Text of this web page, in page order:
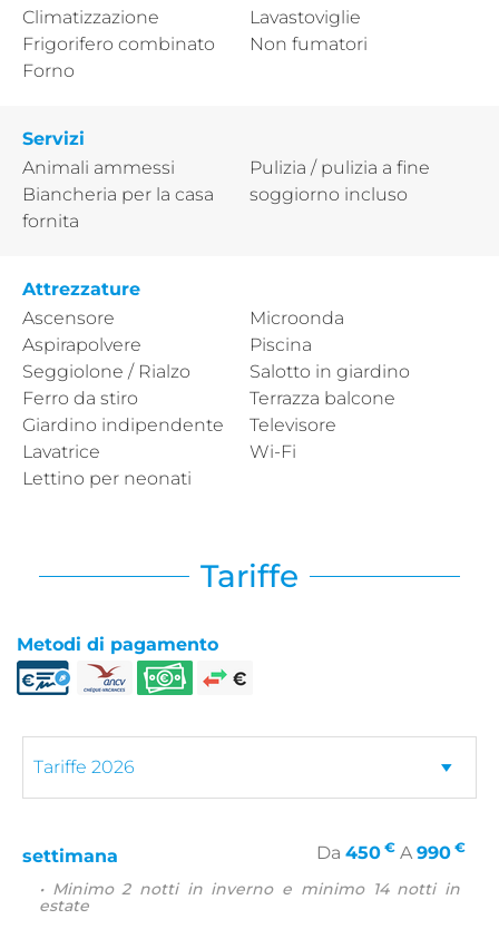
Climatizzazione
Frigorifero combinato
Forno
Lavastoviglie
Non fumatori
Servizi
Animali ammessi
Biancheria per la casa
fornita
Pulizia / pulizia a fine
soggiorno incluso
Attrezzature
Ascensore
Aspirapolvere
Seggiolone / Rialzo
Ferro da stiro
Giardino indipendente
Lavatrice
Lettino per neonati
Microonda
Piscina
Salotto in giardino
Terrazza balcone
Televisore
Wi-Fi
Tariffe
Metodi di pagamento
settimana Da 450 € A 990 €
• Minimo 2 notti in inverno e minimo 14 notti in
estate